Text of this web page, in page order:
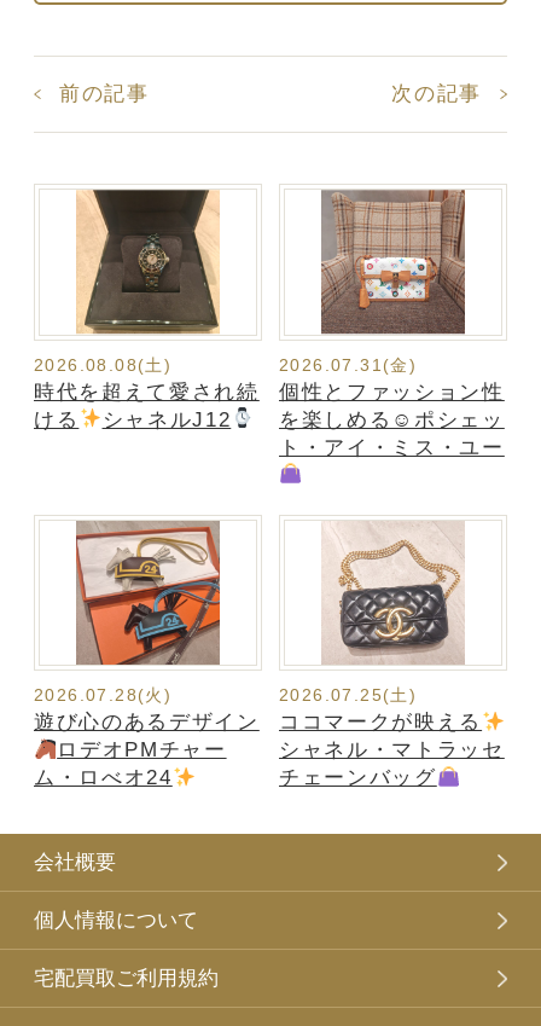
前の記事 次の記事
2026.08.08(土)
時代を超えて愛され続
ける
シャネルJ12
2026.07.31(金)
個性とファッション性
を楽しめる☺ポシェッ
ト・アイ・ミス・ユー
2026.07.28(火)
遊び心のあるデザイン
ロデオPMチャー
ム・ロべオ24
2026.07.25(土)
ココマークが映える
シャネル・マトラッセ
チェーンバッグ
会社概要
個人情報について
宅配買取ご利用規約